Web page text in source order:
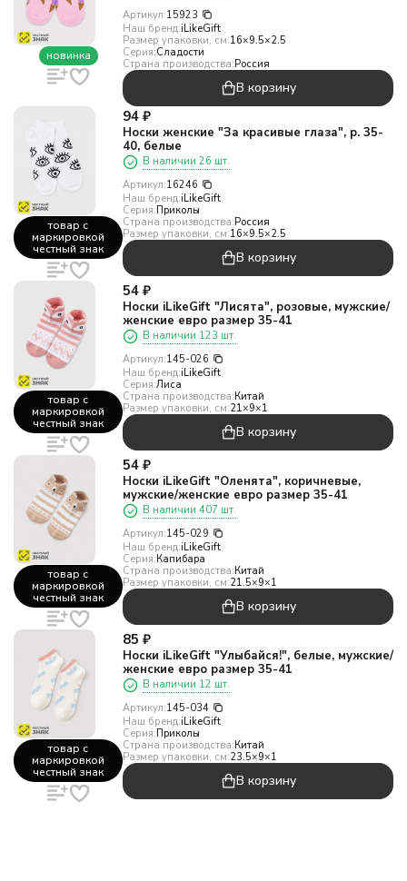
новинка
Артикул:15923
Наш бренд:iLikeGift
Размер упаковки, см:16×9.5×2.5
Серия:Сладости
Страна производства:Россия
В корзину
товар с
маркировкой
честный знак
94 ₽
Носки женские "За красивые глаза", р. 35-
40, белые
В наличии 26 шт.
Артикул:16246
Наш бренд:iLikeGift
Серия:Приколы
Страна производства:Россия
Размер упаковки, см:16×9.5×2.5
В корзину
товар с
маркировкой
честный знак
54 ₽
Носки iLikeGift "Лисята", розовые, мужские/
женские евро размер 35-41
В наличии 123 шт.
Артикул:145-026
Наш бренд:iLikeGift
Серия:Лиса
Страна производства:Китай
Размер упаковки, см:21×9×1
В корзину
товар с
маркировкой
честный знак
54 ₽
Носки iLikeGift "Оленята", коричневые,
мужские/женские евро размер 35-41
В наличии 407 шт.
Артикул:145-029
Наш бренд:iLikeGift
Серия:Капибара
Страна производства:Китай
Размер упаковки, см:21.5×9×1
В корзину
товар с
маркировкой
честный знак
85 ₽
Носки iLikeGift "Улыбайся!", белые, мужские/
женские евро размер 35-41
В наличии 12 шт.
Артикул:145-034
Наш бренд:iLikeGift
Серия:Приколы
Страна производства:Китай
Размер упаковки, см:23.5×9×1
В корзину